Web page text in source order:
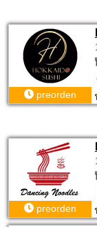
preorden
preorden